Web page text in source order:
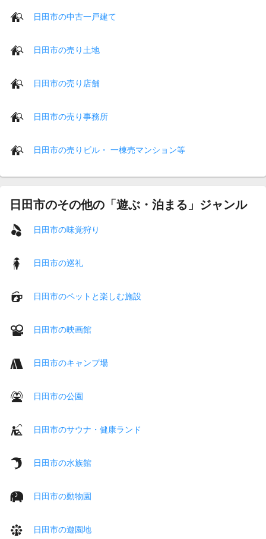
日田市の中古一戸建て
日田市の売り土地
日田市の売り店舗
日田市の売り事務所
日田市の売りビル・ 一棟売マンション等
日田市のその他の「遊ぶ・泊まる」ジャンル
日田市の味覚狩り
日田市の巡礼
日田市のペットと楽しむ施設
日田市の映画館
日田市のキャンプ場
日田市の公園
日田市のサウナ・健康ランド
日田市の水族館
日田市の動物園
日田市の遊園地